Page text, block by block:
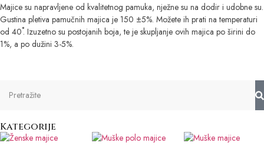
Majice su napravljene od kvalitetnog pamuka, nježne su na dodir i udobne su.
Gustina pletiva pamučnih majica je 150 ±5%. Možete ih prati na temperaturi
od 40˚. Izuzetno su postojanih boja, te je skupljanje ovih majica po širini do
1%, a po dužini 3-5%.
Kategorije